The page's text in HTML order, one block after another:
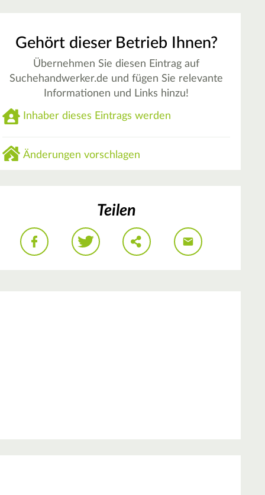
Gehört dieser Betrieb Ihnen?
Übernehmen Sie diesen Eintrag auf
Suchehandwerker.de und fügen Sie relevante
Informationen und Links hinzu!
Inhaber dieses Eintrags werden
Änderungen vorschlagen
Teilen